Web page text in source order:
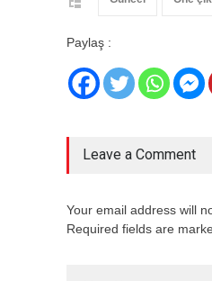
Paylaş :
Leave a Comment
Your email address will
Required fields are